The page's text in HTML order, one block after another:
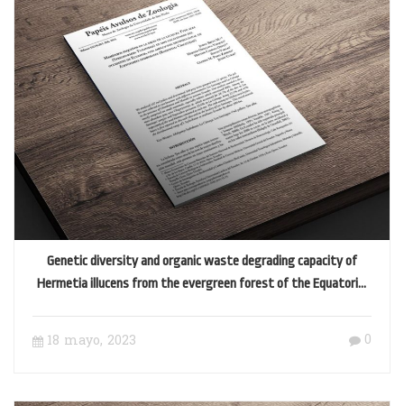
Genetic diversity and organic waste degrading capacity of
Hermetia illucens from the evergreen forest of the Equatorial
18 mayo, 2023 0